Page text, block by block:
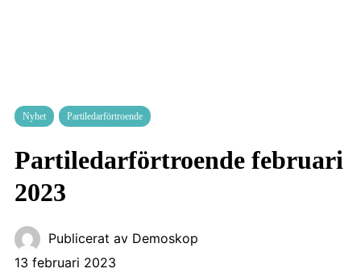
Nyhet Partiledarförtroende
Partiledarförtroende februari
2023
Publicerat av Demoskop
13 februari 2023